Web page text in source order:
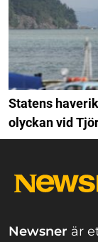
Statens
olyckan vid
Newsner är